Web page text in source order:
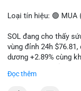
Loại tín hiệu: 🟢 MUA
SOL đang cho thấy
vùng đỉnh 24h
dương +2.89% cùng
hoàn toàn nhịp điều
Đọc thêm